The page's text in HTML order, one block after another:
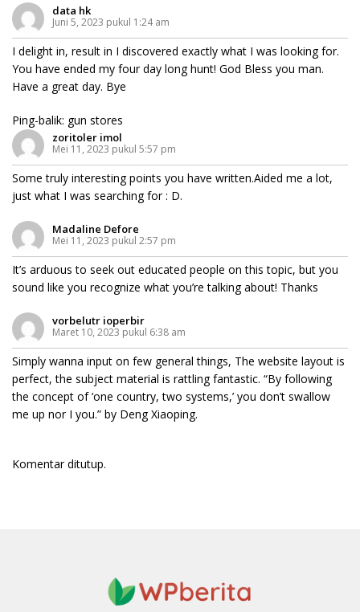
data hk
Juni 5, 2023 pukul 1:24 am
I delight in, result in I discovered exactly what I was looking for.
You have ended my four day long hunt! God Bless you man.
Have a great day. Bye
Ping-balik: gun stores
zoritoler imol
Mei 11, 2023 pukul 5:57 pm
Some truly interesting points you have written.Aided me a lot,
just what I was searching for : D.
Madaline Defore
Mei 11, 2023 pukul 2:57 pm
It’s arduous to seek out educated people on this topic, but you
sound like you recognize what you’re talking about! Thanks
vorbelutr ioperbir
Maret 10, 2023 pukul 6:38 am
Simply wanna input on few general things, The website layout is
perfect, the subject material is rattling fantastic. “By following
the concept of ‘one country, two systems,’ you don’t swallow
me up nor I you.” by Deng Xiaoping.
Komentar ditutup.